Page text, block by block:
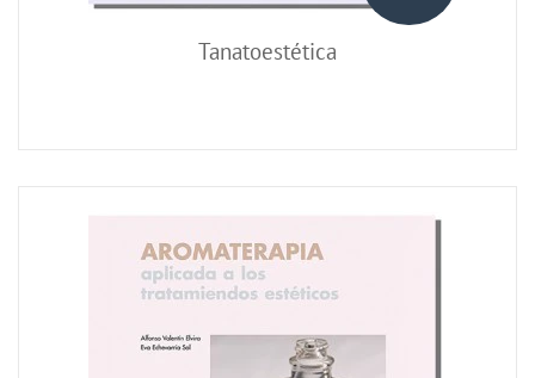
Tanatoestética